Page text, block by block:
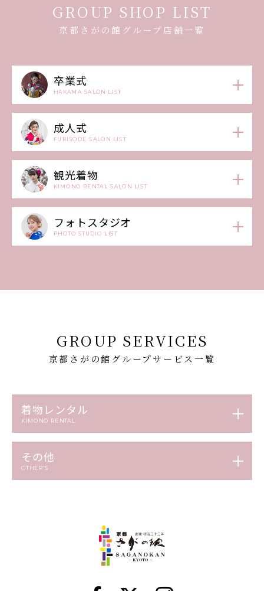
GROUP SHOP LIST
京都さがの館グループ店舗一覧
卒業式
HAKAMA SALON LIST
成人式
FURISODE SALON LIST
観光着物
KIMONO RENTAL SALON LIST
フォトスタジオ
PHOTO STUDIO LIST
GROUP SERVICES
京都さがの館グループサービス一覧
着物レンタル
KIMONO RENTAL
その他
OTHER’S